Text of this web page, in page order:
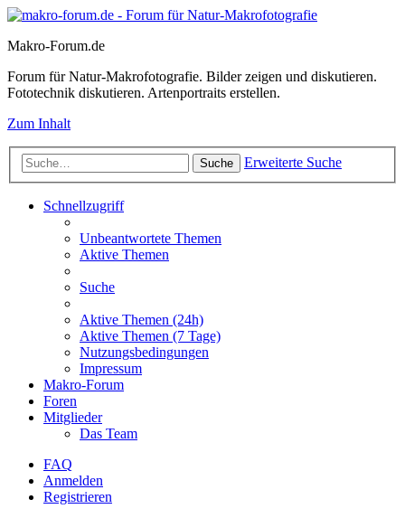
Makro-Forum.de
Forum für Natur-Makrofotografie. Bilder zeigen und diskutieren.
Fototechnik diskutieren. Artenportraits erstellen.
Zum Inhalt
Suche Erweiterte Suche
Schnellzugriff
Unbeantwortete Themen
Aktive Themen
Suche
Aktive Themen (24h)
Aktive Themen (7 Tage)
Nutzungsbedingungen
Impressum
Makro-Forum
Foren
Mitglieder
Das Team
FAQ
Anmelden
Registrieren